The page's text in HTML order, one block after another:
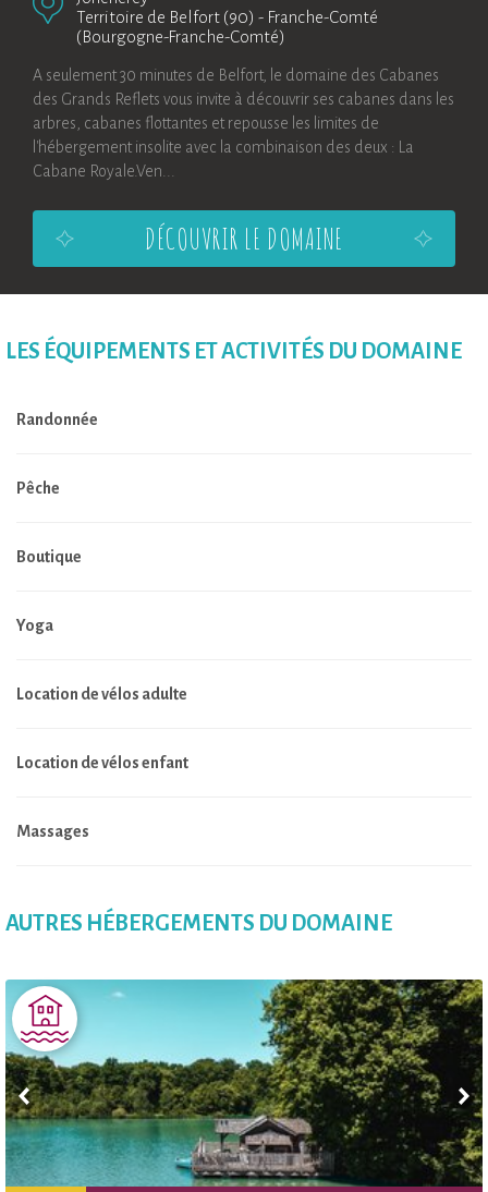
Territoire de Belfort (90) - Franche-Comté
(Bourgogne-Franche-Comté)
A seulement 30 minutes de Belfort, le domaine des Cabanes
des Grands Reflets vous invite à découvrir ses cabanes dans les
arbres, cabanes flottantes et repousse les limites de
l'hébergement insolite avec la combinaison des deux : La
Cabane Royale.Ven...
DÉCOUVRIR LE DOMAINE
LES ÉQUIPEMENTS ET ACTIVITÉS DU DOMAINE
Randonnée
Pêche
Boutique
Yoga
Location de vélos adulte
Location de vélos enfant
Massages
AUTRES HÉBERGEMENTS DU DOMAINE